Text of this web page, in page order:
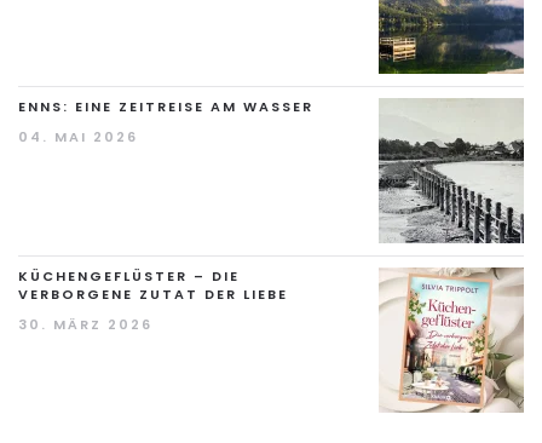
ENNS: EINE ZEITREISE AM WASSER
04. MAI 2026
KÜCHENGEFLÜSTER – DIE
VERBORGENE ZUTAT DER LIEBE
30. MÄRZ 2026